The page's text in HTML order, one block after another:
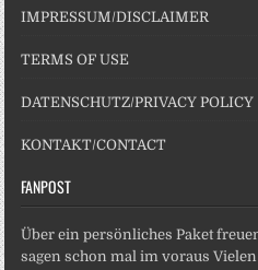
IMPRESSUM/DISCLAIMER
TERMS OF USE
DATENSCHUTZ/PRIVACY POLICY
KONTAKT/CONTACT
FANPOST
Über ein persönliches Paket
sagen schon mal im voraus